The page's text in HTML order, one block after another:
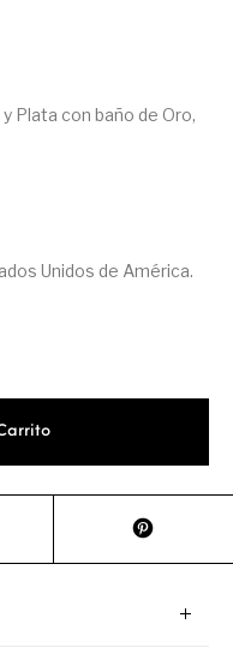
Plata con baño de Oro,
Unidos de América.